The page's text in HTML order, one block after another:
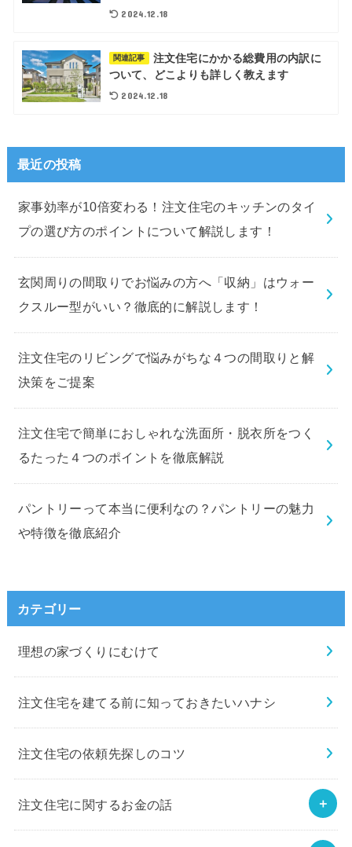
2024.12.18
関連記事
注文住宅にかかる総費用の内訳に
ついて、どこよりも詳しく教えます
2024.12.18
最近の投稿
家事効率が10倍変わる！注文住宅のキッチンのタイ
プの選び方のポイントについて解説します！
玄関周りの間取りでお悩みの方へ「収納」はウォー
クスルー型がいい？徹底的に解説します！
注文住宅のリビングで悩みがちな４つの間取りと解
決策をご提案
注文住宅で簡単におしゃれな洗面所・脱衣所をつく
るたった４つのポイントを徹底解説
パントリーって本当に便利なの？パントリーの魅力
や特徴を徹底紹介
カテゴリー
理想の家づくりにむけて
注文住宅を建てる前に知っておきたいハナシ
注文住宅の依頼先探しのコツ
注文住宅に関するお金の話